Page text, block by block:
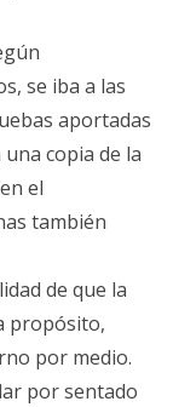
se iba a las
aportadas
copia de la
el
también
de que la
propósito,
por medio.
por sentado